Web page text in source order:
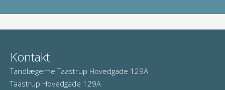
Kontakt
Tandlægerne Taastrup Hovedgade 129A
Taastrup Hovedgade 129A